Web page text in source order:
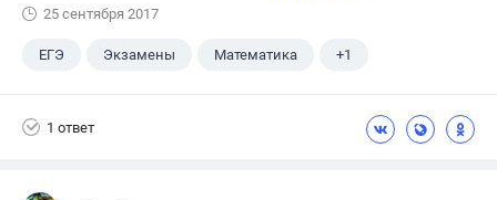
25 сентября 2017
ЕГЭ Экзамены Математика +1
1 ответ